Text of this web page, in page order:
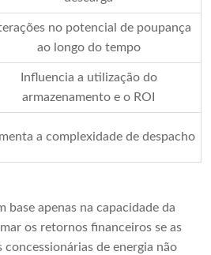
no potencial de poupança
ao longo do tempo
Influencia a utilização do
armazenamento e o ROI
a complexidade de despacho
base apenas na capacidade da
os retornos financeiros se as
de energia não